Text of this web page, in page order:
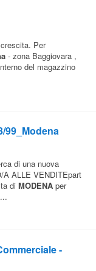
Per
- zona Baggiovara ,
del magazzino
99_Modena
di una nuova
A ALLE VENDITEpart
di MODENA per
-